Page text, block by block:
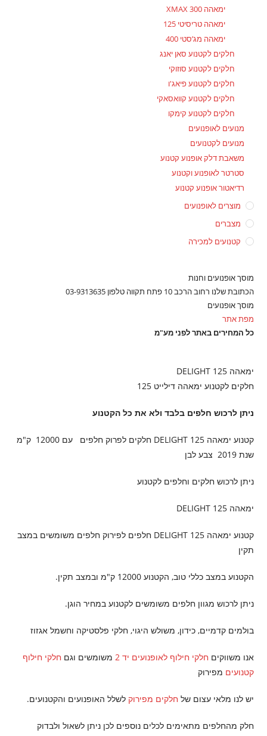
ימאהה XMAX 300
ימאהה טריסיטי 125
ימאהה מג’סטי 400
חלקים לקטנוע סאן יאנג
חלקים לקטנוע סוזוקי
חלקים לקטנוע פיאג'ו
חלקים לקטנוע קוואסאקי
חלקים לקטנוע קימקו
מנועים לאופנועים
מנועים לקטנועים
משאבת דלק אופנוע קטנוע
סטרטר לאופנוע וקטנוע
רדיאטור אופנוע קטנוע
מוצרים לאופנועים
מצברים
קטנועים למכירה
מוסך אופנועים וחנות
הכתובת שלנו רחוב הרכב 10 פתח תקווה טלפון 03-9313635
מוסך אופנועים
מפת אתר
כל המחירים באתר לפני מע"מ
ימאהה DELIGHT 125
חלקים לקטנוע ימאהה דילייט 125
ניתן לרכוש חלפים בלבד ולא את כל הקטנוע
קטנוע ימאהה DELIGHT 125 חלקים לפרוק חלפים עם 12000 ק"מ
שנת 2019 צבע לבן
ניתן לרכוש חלקים וחלפים לקטנוע
ימאהה DELIGHT 125
קטנוע ימאהה DELIGHT 125 חלפים לפירוק חלפים משומשים במצב
תקין
הקטנוע במצב כללי טוב, הקטנוע 12000 ק"מ ובמצב תקין.
ניתן לרכוש מגוון חלפים משומשים לקטנוע במחיר הוגן.
בולמים קדמיים, כידון, משולש היגוי, חלקי פלסטיקה וחשמל אגזוז
אנו משווקיםחלקי חילוף לאופנועים יד 2 משומשים וגםחלקי חילוף
קטנועיםמפירוק
יש לנו מלאי עצום שלחלקים מפירוקלשלל האופנועים והקטנועים.
חלק מהחלפים מתאימים לכלים נוספים לכן ניתן לשאול ולבדוק